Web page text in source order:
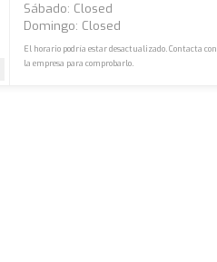
Sábado: Closed
Domingo: Closed
El horario podría estar desactualizado. Contacta con
la empresa para comprobarlo.